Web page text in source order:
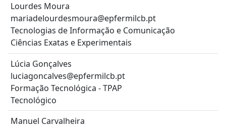
Lourdes Moura
mariadelourdesmoura@epfermilcb.pt
Tecnologias de Informação e Comunicação
Ciências Exatas e Experimentais
Lúcia Gonçalves
luciagoncalves@epfermilcb.pt
Formação Tecnológica - TPAP
Tecnológico
Manuel Carvalheira